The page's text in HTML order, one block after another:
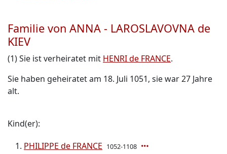
Familie von ANNA - LAROSLAVOVNA de
KIEV
(1) Sie ist verheiratet mit HENRI de FRANCE.
Sie haben geheiratet am 18. Juli 1051, sie war 27 Jahre
alt.
Kind(er):
PHILIPPE de FRANCE 1052-1108